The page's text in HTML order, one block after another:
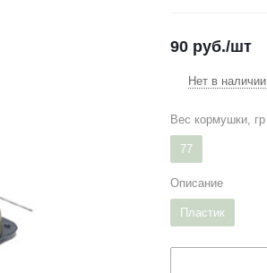
90 руб./шт
Нет в наличии
Вес кормушки, гр
77
Описание
Пластик